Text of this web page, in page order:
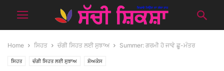
Home ਸਿਹਤ ਚੰਗੀ ਸਿਹਤ ਲਈ ਸੁਝਾਅ Summer: ਗਰਮੀ ਹੋ ਜਾਵੇ ਛੂ-ਮੰਤਰ
ਸਿਹਤ ਚੰਗੀ ਸਿਹਤ ਲਈ ਸੁਝਾਅ ਸ਼ੋਅਕੇਸ